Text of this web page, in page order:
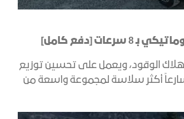
سرعات [دفع كامل]
الوقود، ويعمل على تحسين توزيع
أكثر سلاسة لمجموعة واسعة من